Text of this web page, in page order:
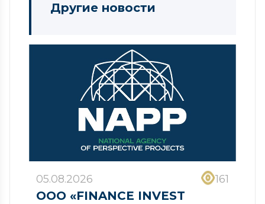
Другие новости
05.08.2026 161
ООО «FINANCE INVEST